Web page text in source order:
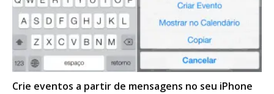
Crie eventos a partir de mensagens no seu iPhone